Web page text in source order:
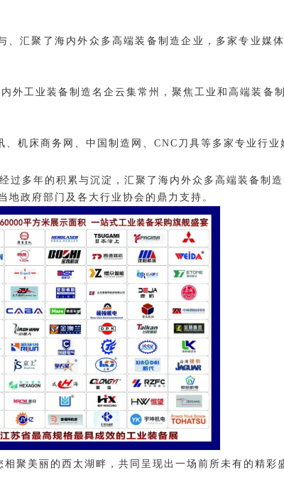
、汇聚了海内外众多高端装备制造企业，多家专业媒
外工业装备制造名企云集常州，聚焦工业和高端装备
机床商务网、中国制造网、 CNC刀具等多家专业行业
过多年的积累与沉淀，汇聚了海内外众多高端装备制
地政府部门及各大行业协会的鼎力支持。
聚美丽的西太湖畔，共同呈现出一场前所未有的精彩